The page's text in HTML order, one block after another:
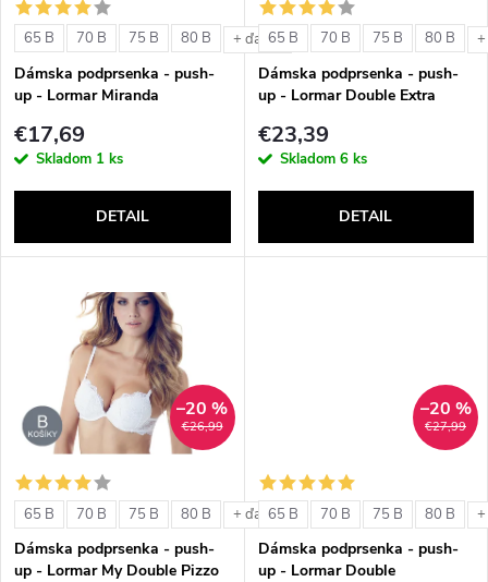
e
p
r
d
t
o
v
s
p
r
o
d
t
o
v
65 B 70 B 75 B 80 B + ďalšie
Dámska podprsenka - push-
up - Lormar Miranda
€17,69
Skladom 1 ks
DETAIL
65 B 70 B 75 B 80 B
Dámska podprsenka - push-
up - Lormar Double Extra
€23,39
Skladom 6 ks
DETAIL
€26,99
–20 %
65 B 70 B 75 B 80 B + ďalšie
Dámska podprsenka - push-
up - Lormar My Double Pizzo
€27,99
–20 %
65 B 70 B 75 B 80 B
Dámska podprsenka - push-
up - Lormar Double